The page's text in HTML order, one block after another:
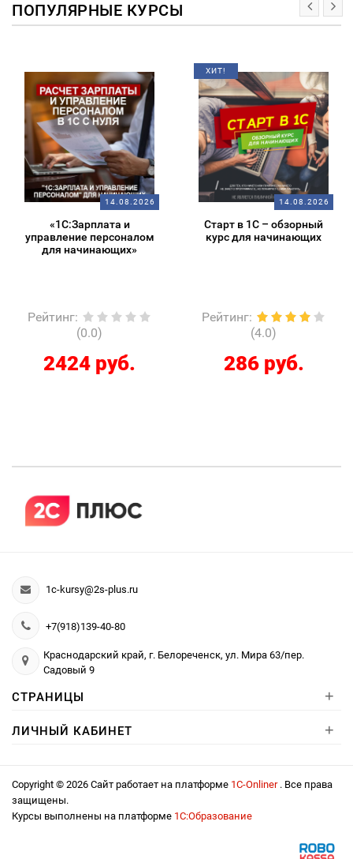
ПОПУЛЯРНЫЕ КУРСЫ
14.08.2026
«1С:Зарплата и
управление персоналом
для начинающих»
Рейтинг:
(0.0)
2424 руб.
ХИТ!
14.08.2026
Старт в 1С – обзорный
курс для начинающих
Рейтинг:
(4.0)
286 руб.
1c-kursy@2s-plus.ru
+7(918)139-40-80
Краснодарский край, г. Белореченск, ул. Мира 63/пер.
Садовый 9
СТРАНИЦЫ +
ЛИЧНЫЙ КАБИНЕТ +
Copyright © 2026 Сайт работает на платформе 1С-Onliner . Все права
защищены.
Курсы выполнены на платформе 1С:Образование